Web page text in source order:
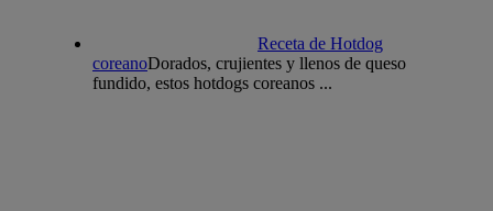
Receta de Hotdog
coreanoDorados, crujientes y llenos de queso
fundido, estos hotdogs coreanos ...